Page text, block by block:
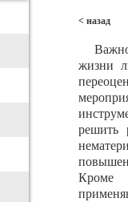
< назад
жизни
решить
Кроме